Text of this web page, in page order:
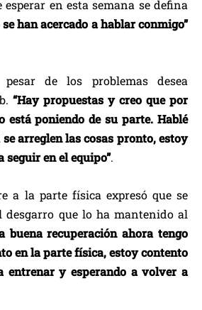
esperar en esta semana se defina
se han acercado a hablar conmigo”
de los problemas desea
“Hay propuestas y creo que por
está poniendo de su parte. Hablé
arreglen las cosas pronto, estoy
en el equipo”.
a la parte física expresó que se
desgarro que lo ha mantenido al
buena recuperación ahora tengo
en la parte física, estoy contento
entrenar y esperando a volver a